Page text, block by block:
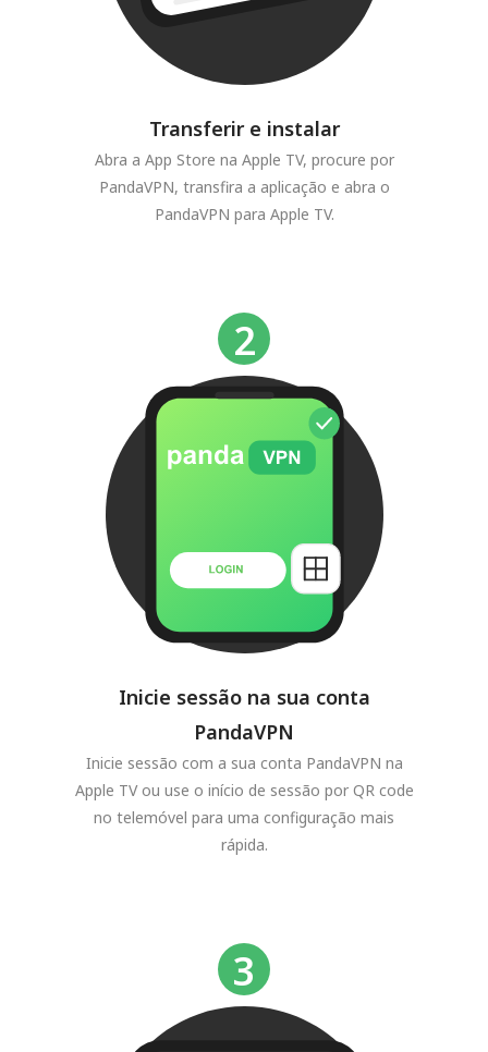
Transferir e instalar
Abra a App Store na Apple TV, procure por
PandaVPN, transfira a aplicação e abra o
PandaVPN para Apple TV.
Inicie sessão na sua conta
PandaVPN
Inicie sessão com a sua conta PandaVPN na
Apple TV ou use o início de sessão por QR code
no telemóvel para uma configuração mais
rápida.